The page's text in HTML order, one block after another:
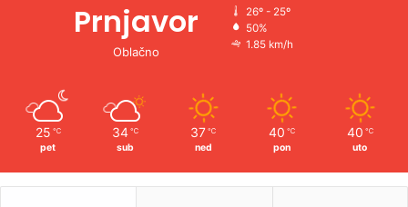
Prnjavor
Oblačno
26º - 25º
50%
1.85 km/h
25 ℃
pet
34 ℃
sub
37 ℃
ned
40 ℃
pon
40 ℃
uto